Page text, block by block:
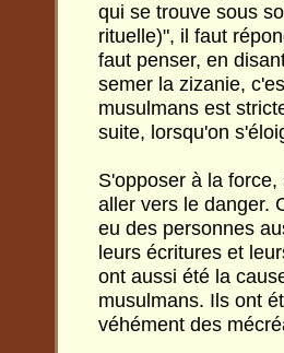
qui se trouve sous
rituelle)", il faut
faut penser, en
semer la zizanie,
musulmans est
suite, lorsqu'on
S'opposer à la
aller vers le danger.
eu des personnes
leurs écritures et
ont aussi été la
musulmans. Ils ont
véhément des